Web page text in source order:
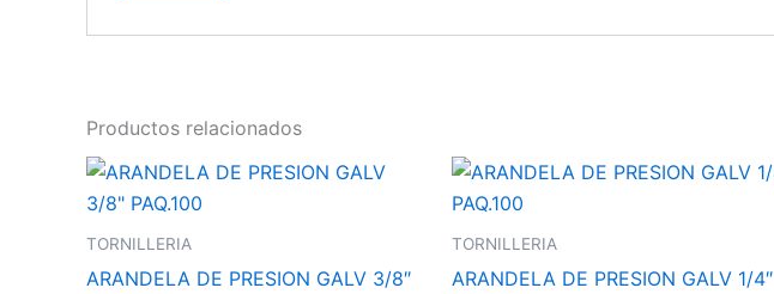
Productos relacionados
TORNILLERIA
ARANDELA DE PRESION GALV 3/8″
TORNILLERIA
ARANDELA DE PRESION GALV 1/4″